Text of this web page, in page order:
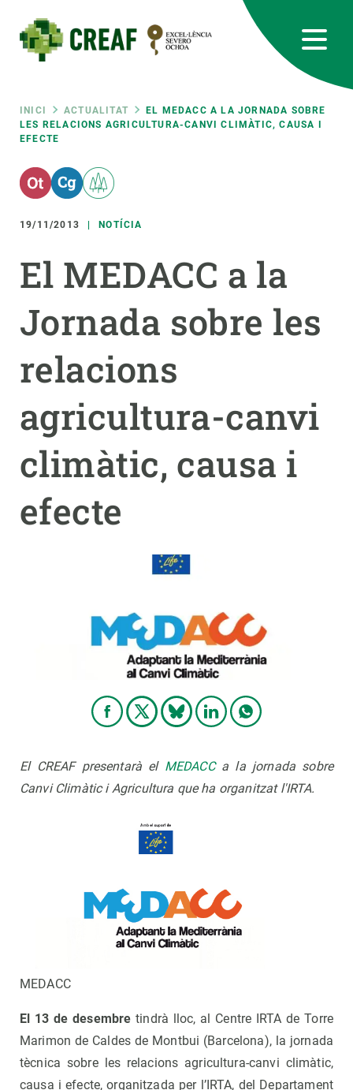
contingut
Fil
d'ariadna
INICI ACTUALITAT
EL MEDACC A LA JORNADA SOBRE
LES RELACIONS AGRICULTURA-CANVI CLIMÀTIC, CAUSA I
EFECTE
19/11/2013 NOTÍCIA
El MEDACC a la
Jornada sobre les
relacions
agricultura-canvi
climàtic, causa i
efecte
El CREAF presentarà el MEDACC a la jornada sobre
Canvi Climàtic i Agricultura que ha organitzat l'IRTA.
MEDACC
El 13 de desembre tindrà lloc, al Centre IRTA de Torre
Marimon de Caldes de Montbui (Barcelona), la jornada
tècnica sobre les relacions agricultura-canvi climàtic,
causa i efecte, organitzada per l’IRTA, del Departament
RRSS
Featured
responsive
Responsive
menu
RECERCA
CIÈNCIA EN ACCIÓ
NOTÍCIES I AGENDA